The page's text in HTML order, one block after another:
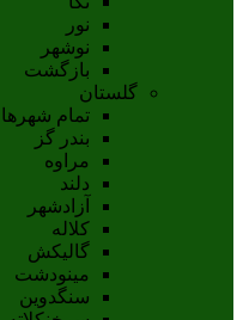
نور
نوشهر
بازگشت
گلستان
تمام شهر‌ها
بندر گز
مراوه
دلند
آزادشهر
کلاله
گالیکش
مینودشت
سنگدوین